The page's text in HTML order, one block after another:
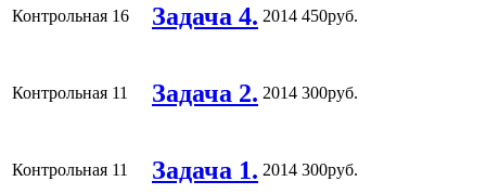
Контрольная 16 Задача 4. 2014 450руб.
Контрольная 11 Задача 2. 2014 300руб.
Контрольная 11 Задача 1. 2014 300руб.